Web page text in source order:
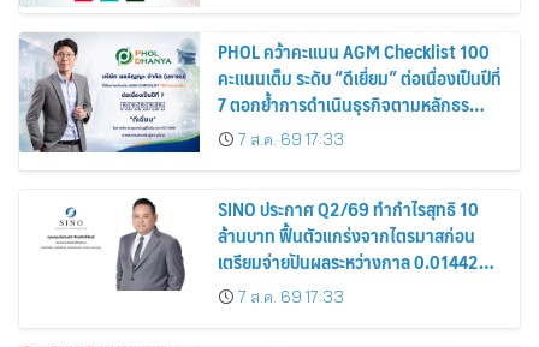
PHOL คว้าคะแนน AGM Checklist 100
คะแนนเต็ม ระดับ “ดีเยี่ยม” ต่อเนื่องเป็นปีที่
7 ตอกย้ำการดำเนินธุรกิจตามหลักธร
รมาภิบาล โปร่งใส สร้างความเชื่อมั่นผู้ถือ
หุ้น
7 ส.ค. 69 17:33
SINO ประกาศ Q2/69 ทำกำไรสุทธิ 10
ล้านบาท ฟื้นตัวแกร่งจากไตรมาสก่อน
เตรียมจ่ายปันผลระหว่างกาล 0.014423
บาทต่อหุ้น ครึ่งปีหลังมุ่งเติบโตต่อเนื่อง
7 ส.ค. 69 17:33